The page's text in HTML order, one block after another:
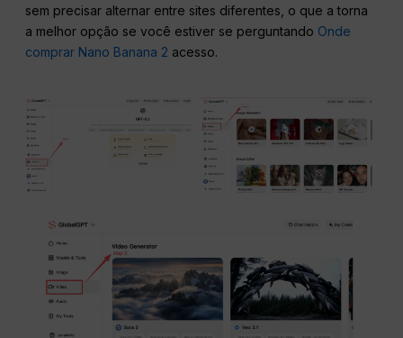
sem precisar alternar entre sites diferentes, o que a torna
a melhor opção se você estiver se perguntando Onde
comprar Nano Banana 2 acesso.